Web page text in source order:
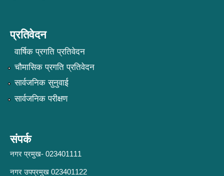
प्रतिवेदन
वार्षिक प्रगति प्रतिवेदन
चौमासिक प्रगति प्रतिवेदन
सार्वजनिक सुनुवाई
सार्वजनिक परीक्षण
संपर्क
नगर प्रमुख- 023401111
नगर उपप्रमुख 023401122